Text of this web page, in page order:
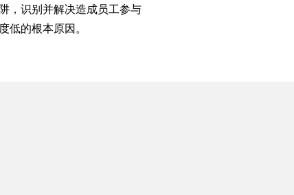
阱，识别并解决造成员工参与
度低的根本原因。